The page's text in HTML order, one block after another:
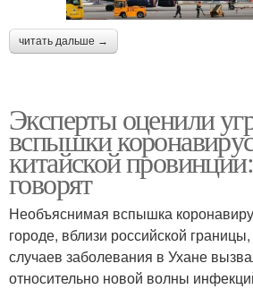
читать дальше →
Эксперты оценили
вспышки
китайской
говорят
Необъяснимая вспышка
городе, вблизи российской
случаев заболевания в Ухане
относительно новой волны